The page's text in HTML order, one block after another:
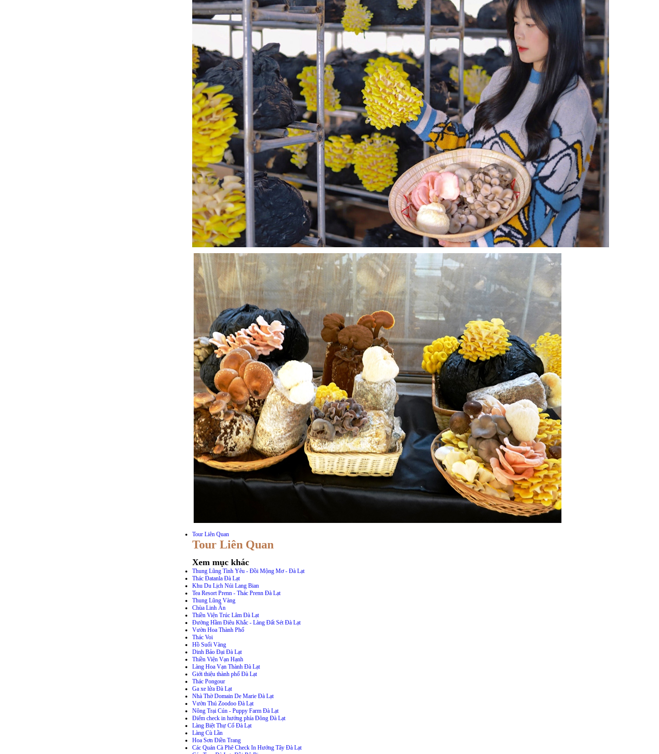
Tour Liên Quan
Tour Liên Quan
Xem mục khác
Thung Lũng Tình Yêu - Đồi Mộng Mơ - Đà Lạt
Thác Đatanla Đà Lạt
Khu Du Lịch Núi Lang Bian
Tea Resort Prenn - Thác Prenn Đà Lạt
Thung Lũng Vàng
Chùa Linh Ẩn
Thiền Viện Trúc Lâm Đà Lạt
Đường Hầm Điêu Khắc - Làng Đất Sét Đà Lạt
Vườn Hoa Thành Phố
Thác Voi
Hồ Suối Vàng
Dinh Bảo Đại Đà Lạt
Thiền Viện Vạn Hạnh
Làng Hoa Vạn Thành Đà Lạt
Giới thiệu thành phố Đà Lạt
Thác Pongour
Ga xe lửa Đà Lạt
Nhà Thờ Domain De Marie Đà Lạt
Vườn Thú Zoodoo Đà Lạt
Nông Trại Cún - Puppy Farm Đà Lạt
Điểm check in hướng phía Đông Đà Lạt
Làng Biệt Thự Cổ Đà Lạt
Làng Cù Lần
Hoa Sơn Điền Trang
Các Quán Cà Phê Check In Hướng Tây Đà Lạt